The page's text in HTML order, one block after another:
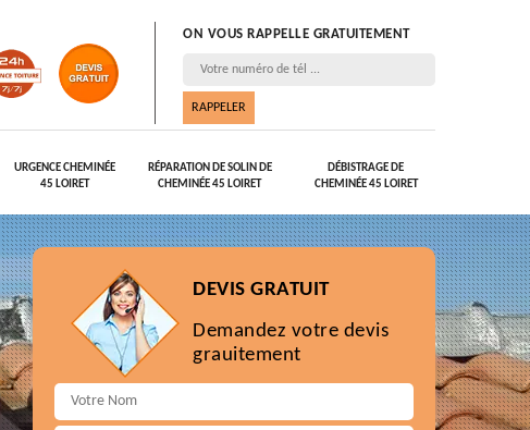
ON VOUS RAPPELLE GRATUITEMENT
URGENCE CHEMINÉE
45 LOIRET
RÉPARATION DE SOLIN DE
CHEMINÉE 45 LOIRET
DÉBISTRAGE DE
CHEMINÉE 45 LOIRET
DEVIS GRATUIT
Demandez votre devis
grauitement